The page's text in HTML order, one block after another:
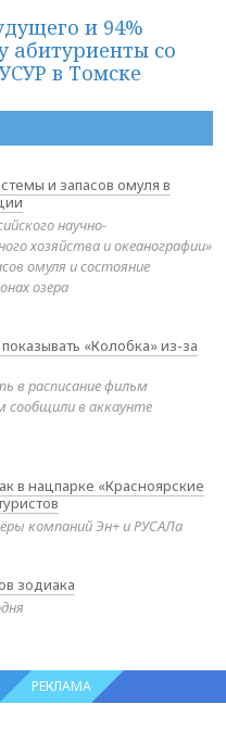
и 94%
абитуриенты со
в Томске
и запасов омуля в
научно-
хозяйства и океанографии»
омуля и состояние
озера
«Колобка» из-за
в расписание фильм
сообщили в аккаунте
в нацпарке «Красноярские
компаний Эн+ и РУСАЛа
зодиака
РЕКЛАМА